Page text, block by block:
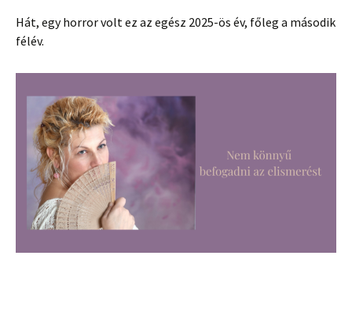
Hát, egy horror volt ez az egész 2025-ös év, főleg a második
félév.